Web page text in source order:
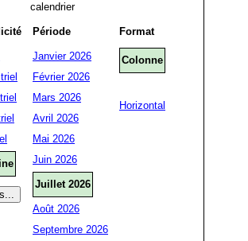
calendrier
Période
Janvier 2026
Février 2026
Mars 2026
Avril 2026
Mai 2026
Juin 2026
Juillet 2026
Août 2026
Septembre 2026
Format
Colonne
Horizontal